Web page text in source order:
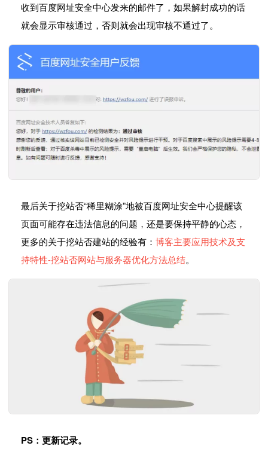
收到百度网址安全中心发来的邮件了，如果解封成功的话
就会显示审核通过，否则就会出现审核不通过了。
最后关于挖站否“稀里糊涂”地被百度网址安全中心提醒该
页面可能存在违法信息的问题，还是要保持平静的心态，
更多的关于挖站否建站的经验有： 博客主要应用技术及支
持特性-挖站否网站与服务器优化方法总结。
PS：更新记录。